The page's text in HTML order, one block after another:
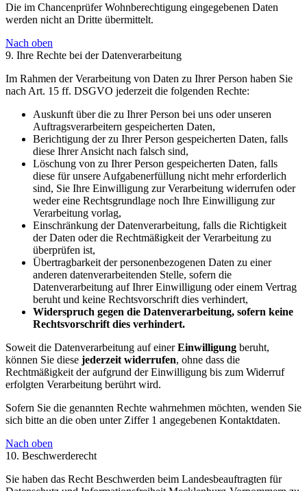
Die im Chancenprüfer Wohnberechtigung eingegebenen Daten
werden nicht an Dritte übermittelt.
Nach oben
9. Ihre Rechte bei der Datenverarbeitung
Im Rahmen der Verarbeitung von Daten zu Ihrer Person haben Sie
nach Art. 15 ff. DSGVO jederzeit die folgenden Rechte:
Auskunft über die zu Ihrer Person bei uns oder unseren
Auftragsverarbeitern gespeicherten Daten,
Berichtigung der zu Ihrer Person gespeicherten Daten, falls
diese Ihrer Ansicht nach falsch sind,
Löschung von zu Ihrer Person gespeicherten Daten, falls
diese für unsere Aufgabenerfüllung nicht mehr erforderlich
sind, Sie Ihre Einwilligung zur Verarbeitung widerrufen oder
weder eine Rechtsgrundlage noch Ihre Einwilligung zur
Verarbeitung vorlag,
Einschränkung der Datenverarbeitung, falls die Richtigkeit
der Daten oder die Rechtmäßigkeit der Verarbeitung zu
überprüfen ist,
Übertragbarkeit der personenbezogenen Daten zu einer
anderen datenverarbeitenden Stelle, sofern die
Datenverarbeitung auf Ihrer Einwilligung oder einem Vertrag
beruht und keine Rechtsvorschrift dies verhindert,
Widerspruch gegen die Datenverarbeitung, sofern keine
Rechtsvorschrift dies verhindert.
Soweit die Datenverarbeitung auf einerEinwilligung beruht,
können Sie diese jederzeit widerrufen, ohne dass die
Rechtmäßigkeit der aufgrund der Einwilligung bis zum Widerruf
erfolgten Verarbeitung berührt wird.
Sofern Sie die genannten Rechte wahrnehmen möchten, wenden Sie
sich bitte an die oben unter Ziffer 1 angegebenen Kontaktdaten.
Nach oben
10. Beschwerderecht
Sie haben das Recht Beschwerden beim Landesbeauftragten für